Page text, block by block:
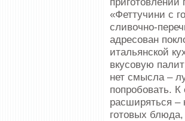
«Феттучини с
сливочно-
адресован
итальянской
вкусовую
нет смысла –
попробовать.
расширяться –
готовых блюда,